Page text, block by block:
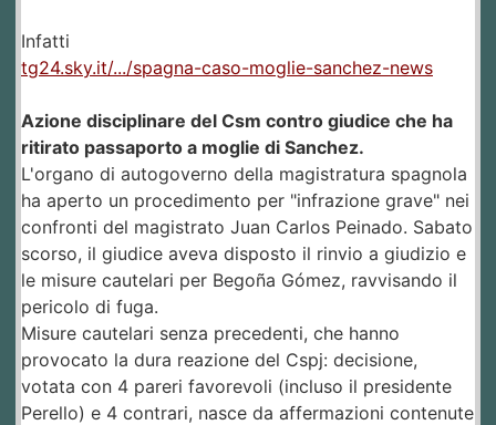
Infatti
tg24.sky.it/.../spagna-caso-moglie-sanchez-news
Azione disciplinare del Csm contro giudice che ha
ritirato passaporto a moglie di Sanchez.
L'organo di autogoverno della magistratura spagnola
ha aperto un procedimento per "infrazione grave" nei
confronti del magistrato Juan Carlos Peinado. Sabato
scorso, il giudice aveva disposto il rinvio a giudizio e
le misure cautelari per Begoña Gómez, ravvisando il
pericolo di fuga.
Misure cautelari senza precedenti, che hanno
provocato la dura reazione del Cspj: decisione,
votata con 4 pareri favorevoli (incluso il presidente
Perello) e 4 contrari, nasce da affermazioni contenute